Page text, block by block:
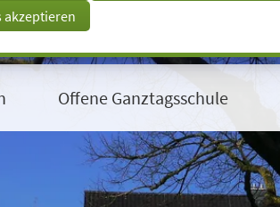
akzeptieren
Offene Ganztagsschule